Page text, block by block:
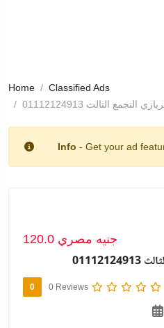
Home
Classified Ads
الثالث 01112124913
Info - Get your ad
120.0 جنيه مصري
0 0 Reviews